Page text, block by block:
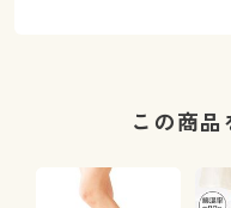
この商